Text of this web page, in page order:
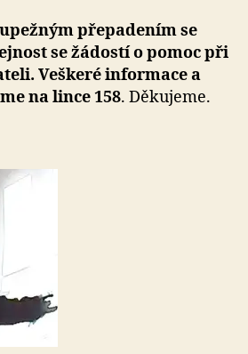
přepadením se
se žádostí o pomoc při
Veškeré informace a
na lince 158. Děkujeme.